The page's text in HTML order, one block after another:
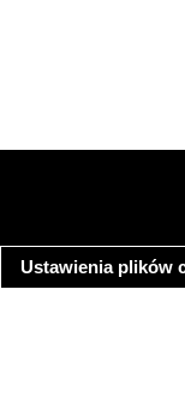
Ustawienia plików